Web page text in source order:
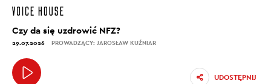
Czy da się uzdrowić NFZ?
29.07.2026 PROWADZĄCY: JAROSŁAW KUŹNIAR
UDOSTĘPNIJ